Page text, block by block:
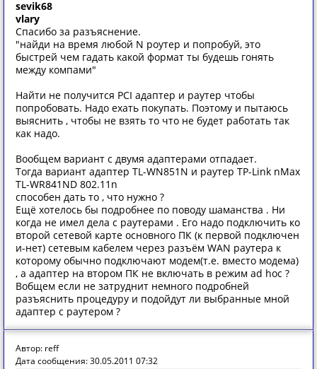
sevik68
vlary
Спасибо за разъяснение.
"найди на время любой N роутер и попробуй, это
быстрей чем гадать какой формат ты будешь гонять
между компами"
Найти не получится PCI адаптер и раутер чтобы
попробовать. Надо ехать покупать. Поэтому и пытаюсь
выяснить , чтобы не взять то что не будет работать так
как надо.
Вообщем вариант с двумя адаптерами отпадает.
Тогда вариант адаптер TL-WN851N и раутер TP-Link nMax
TL-WR841ND 802.11n
способен дать то , что нужно ?
Ещё хотелось бы подробнее по поводу шаманства . Ни
когда не имел дела с раутерами . Его надо подключить ко
второй сетевой карте основного ПК (к первой подключен
и-нет) сетевым кабелем через разъём WAN раутера к
которому обычно подключают модем(т.е. вместо модема)
, а адаптер на втором ПК не включать в режим ad hoc ?
Вобщем если не затруднит немного подробней
разъяснить процедуру и подойдут ли выбранные мной
адаптер с раутером ?
Автор: reff
Дата сообщения: 30.05.2011 07:32